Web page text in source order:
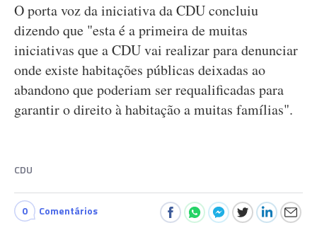
O porta voz da iniciativa da CDU concluiu
dizendo que "esta é a primeira de muitas
iniciativas que a CDU vai realizar para denunciar
onde existe habitações públicas deixadas ao
abandono que poderiam ser requalificadas para
garantir o direito à habitação a muitas famílias".
CDU
0 Comentários